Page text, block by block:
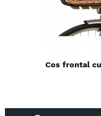
Cos frontal